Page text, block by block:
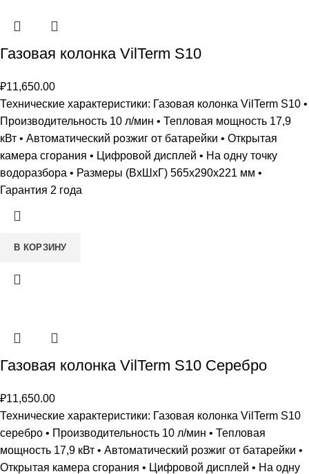
Газовая колонка VilTerm S10
₽11,650.00
Технические характеристики: Газовая колонка VilTerm S10 •
Производительность 10 л/мин • Тепловая мощность 17,9
кВт • Автоматический розжиг от батарейки • Открытая
камера сгорания • Цифровой дисплей • На одну точку
водоразбора • Размеры (ВxШxГ) 565х290х221 мм •
Гарантия 2 года
В КОРЗИНУ
Газовая колонка VilTerm S10 Серебро
₽11,650.00
Технические характеристики: Газовая колонка VilTerm S10
серебро • Производительность 10 л/мин • Тепловая
мощность 17,9 кВт • Автоматический розжиг от батарейки •
Открытая камера сгорания • Цифровой дисплей • На одну